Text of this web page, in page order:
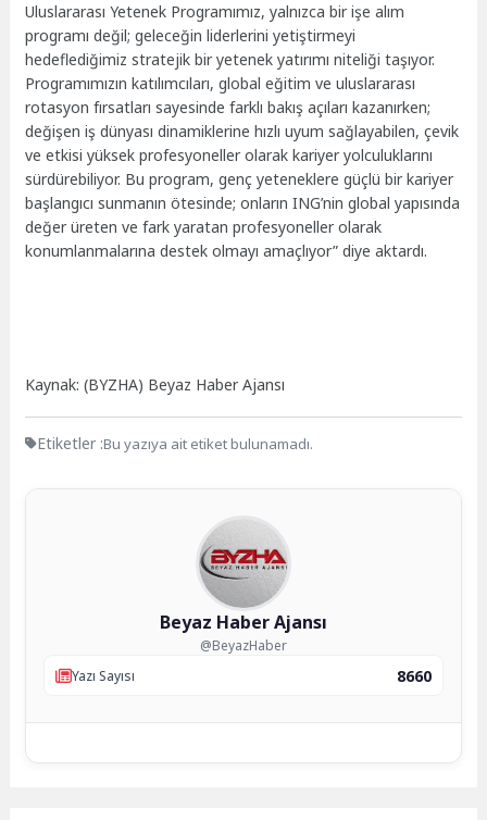
Uluslararası Yetenek Programımız, yalnızca bir işe alım
programı değil; geleceğin liderlerini yetiştirmeyi
hedeflediğimiz stratejik bir yetenek yatırımı niteliği taşıyor.
Programımızın katılımcıları, global eğitim ve uluslararası
rotasyon fırsatları sayesinde farklı bakış açıları kazanırken;
değişen iş dünyası dinamiklerine hızlı uyum sağlayabilen, çevik
ve etkisi yüksek profesyoneller olarak kariyer yolculuklarını
sürdürebiliyor. Bu program, genç yeteneklere güçlü bir kariyer
başlangıcı sunmanın ötesinde; onların ING’nin global yapısında
değer üreten ve fark yaratan profesyoneller olarak
konumlanmalarına destek olmayı amaçlıyor” diye aktardı.
Kaynak: (BYZHA) Beyaz Haber Ajansı
Etiketler :Bu yazıya ait etiket bulunamadı.
Beyaz Haber Ajansı
@BeyazHaber
Yazı Sayısı
8660